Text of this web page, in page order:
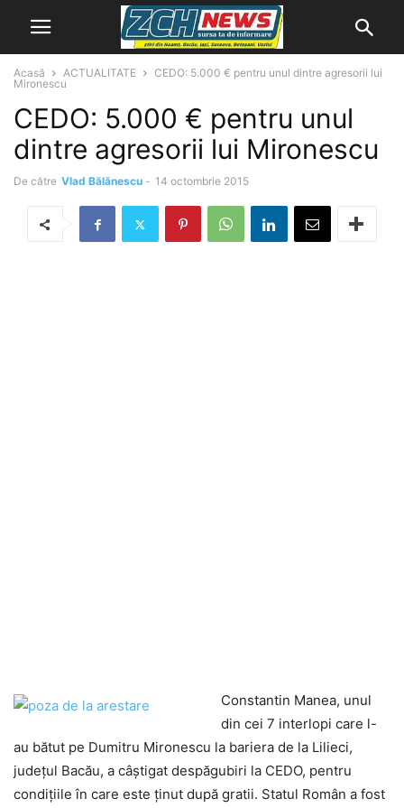
Acasă ACTUALITATE
CEDO: 5.000 € pentru unul dintre agresorii lui
Mironescu
CEDO: 5.000 € pentru unul
dintre agresorii lui Mironescu
De către Vlad Bălănescu - 14 octombrie 2015
Constantin Manea, unul
din cei 7 interlopi care l-
au bătut pe Dumitru Mironescu la bariera de la Lilieci,
judeţul Bacău, a câştigat despăgubiri la CEDO, pentru
condiţiile în care este ţinut după gratii. Statul Român a fost